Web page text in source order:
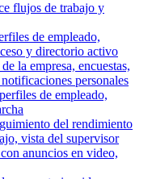
flujos de trabajo y
de empleado,
y directorio activo
la empresa, encuestas,
personales
de empleado,
del rendimiento
vista del supervisor
anuncios en video,